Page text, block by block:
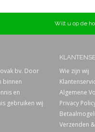
Wilt u op de
bv. Door
binnen
en
gebruiken wij
Wie zijn wij
Algemene
Privacy
Verzenden